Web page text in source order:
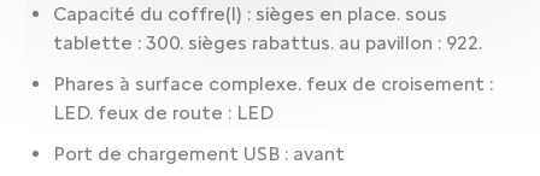
Capacité du coffre(l) : sièges en place. sous
tablette : 300. sièges rabattus. au pavillon : 922.
Phares à surface complexe. feux de croisement :
LED. feux de route : LED
Port de chargement USB : avant